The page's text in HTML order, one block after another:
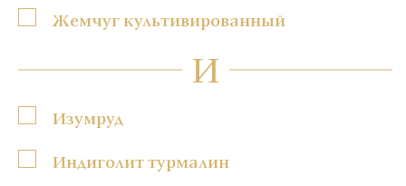
Жемчуг культивированный
И
Изумруд
Индиголит турмалин